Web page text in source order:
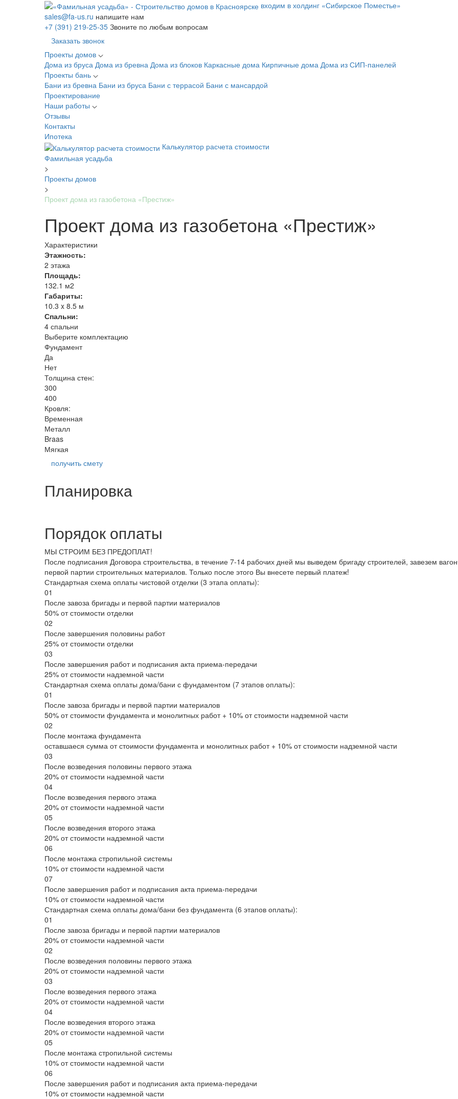
входим в холдинг «Сибирское Поместье»
sales@fa-us.ru напишите нам
+7 (391) 219-25-35 Звоните по любым вопросам
Заказать звонок
Проекты домов
Дома из бруса Дома из бревна Дома из блоков Каркасные дома Кирпичные дома Дома из СИП-панелей
Проекты бань
Бани из бревна Бани из бруса Бани с террасой Бани с мансардой
Проектирование
Наши работы
Отзывы
Контакты
Ипотека
Калькулятор расчета стоимости
Фамильная усадьба
>
Проекты домов
>
Проект дома из газобетона «Престиж»
Проект дома из газобетона «Престиж»
Характеристики
Этажность:
2 этажа
Площадь:
132.1 м2
Габариты:
10.3 x 8.5 м
Спальни:
4 спальни
Выберите комплектацию
Фундамент
Да
Нет
Толщина стен:
300
400
Кровля:
Временная
Металл
Braas
Мягкая
получить смету
Планировка
Порядок оплаты
МЫ СТРОИМ БЕЗ ПРЕДОПЛАТ!
После подписания Договора строительства, в течение 7-14 рабочих дней мы выведем бригаду строителей, завезем
первой партии строительных материалов. Только после этого Вы внесете первый платеж!
Стандартная схема оплаты чистовой отделки (3 этапа оплаты):
01
После завоза бригады и первой партии материалов
50% от стоимости отделки
02
После завершения половины работ
25% от стоимости отделки
03
После завершения работ и подписания акта приема-передачи
25% от стоимости надземной части
Стандартная схема оплаты дома/бани с фундаментом (7 этапов оплаты):
01
После завоза бригады и первой партии материалов
50% от стоимости фундамента и монолитных работ + 10% от стоимости надземной части
02
После монтажа фундамента
оставшаеся сумма от стоимости фундамента и монолитных работ + 10% от стоимости надземной части
03
После возведения половины первого этажа
20% от стоимости надземной части
04
После возведения первого этажа
20% от стоимости надземной части
05
После возведения второго этажа
20% от стоимости надземной части
06
После монтажа стропильной системы
10% от стоимости надземной части
07
После завершения работ и подписания акта приема-передачи
10% от стоимости надземной части
Стандартная схема оплаты дома/бани без фундамента (6 этапов оплаты):
01
После завоза бригады и первой партии материалов
20% от стоимости надземной части
02
После возведения половины первого этажа
20% от стоимости надземной части
03
После возведения первого этажа
20% от стоимости надземной части
04
После возведения второго этажа
20% от стоимости надземной части
05
После монтажа стропильной системы
10% от стоимости надземной части
06
После завершения работ и подписания акта приема-передачи
10% от стоимости надземной части